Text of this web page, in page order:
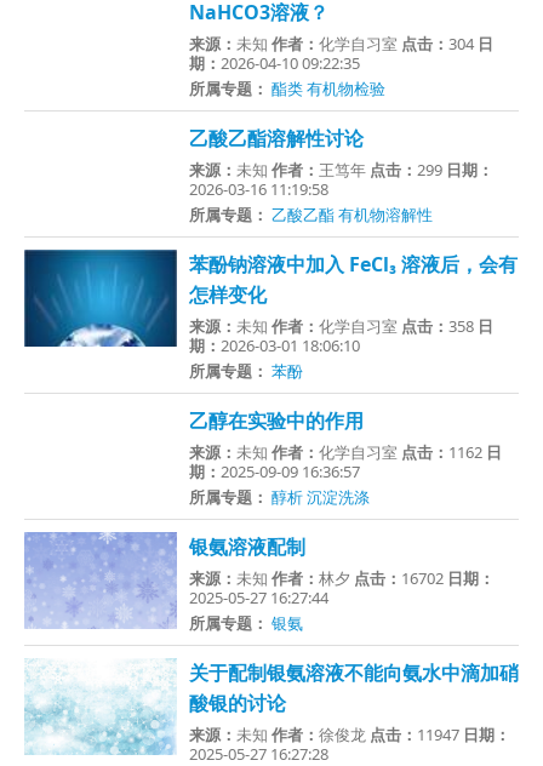
NaHCO3溶液？
来源：未知作者：化学自习室 点击：304 日
期：2026-04-10 09:22:35
所属专题： 酯类有机物检验
乙酸乙酯溶解性讨论
来源：未知作者： 王笃年 点击：299 日期：
2026-03-16 11:19:58
所属专题： 乙酸乙酯有机物溶解性
苯酚钠溶液中加入 FeCl₃ 溶液后，会有
怎样变化
来源：未知作者：化学自习室 点击：358 日
期：2026-03-01 18:06:10
所属专题： 苯酚
乙醇在实验中的作用
来源：未知作者：化学自习室 点击： 1162 日
期：2025-09-09 16:36:57
所属专题： 醇析沉淀洗涤
银氨溶液配制
来源：未知作者：林夕 点击： 16702 日期：
2025-05-27 16:27:44
所属专题： 银氨
关于配制银氨溶液不能向氨水中滴加硝
酸银的讨论
来源：未知作者：徐俊龙 点击： 11947 日期：
2025-05-27 16:27:28